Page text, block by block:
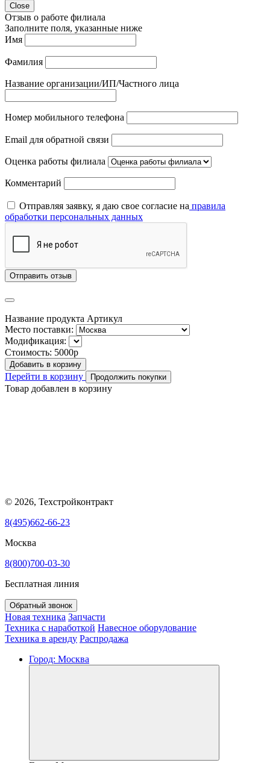
Close
Отзыв о работе филиала
Заполните поля, указанные ниже
Имя
Фамилия
Название организации/ИП/Частного лица
Номер мобильного телефона
Email для обратной связи
Оценка работы филиала
Комментарий
Отправляя заявку, я даю свое согласие на правила
обработки персональных данных
Отправить отзыв
Название продукта Артикул
Место поставки:
Модификация:
Стоимость: 5000р
Добавить в корзину
Перейти в корзину Продолжить покупки
Товар добавлен в корзину
© 2026, Техстройконтракт
8(495)662-66-23
Москва
8(800)700-03-30
Бесплатная линия
Обратный звонок
Новая техника Запчасти
Техника с наработкой Навесное оборудование
Техника в аренду Распродажа
Город: Москва